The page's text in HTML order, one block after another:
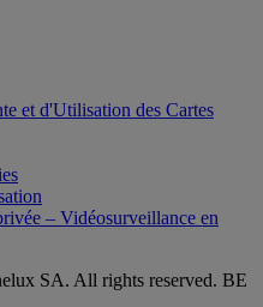
et d'Utilisation des Cartes
– Vidéosurveillance en
SA. All rights reserved. BE